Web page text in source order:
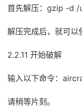
首先解压：gzip -d
解压完成后，就可以
2.2.11 开始破解
输入以下命令：
请稍等片刻。